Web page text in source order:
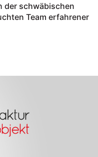
der schwäbischen
Team erfahrener